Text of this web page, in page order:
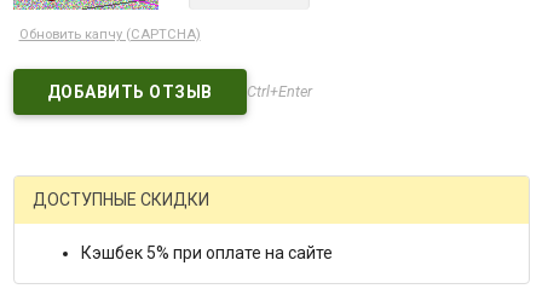
Обновить капчу (CAPTCHA)
Ctrl+Enter
ДОСТУПНЫЕ СКИДКИ
Кэшбек 5% при оплате на сайте